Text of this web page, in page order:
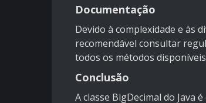
Documentação
Devido à complexidade e às
recomendável consultar
todos os métodos
Conclusão
A classe BigDecimal do Java